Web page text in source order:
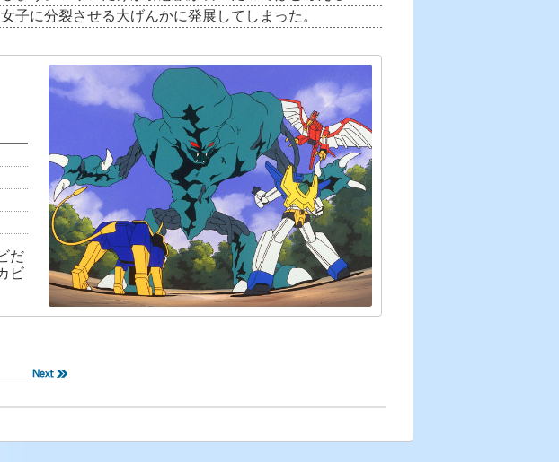
子に分裂させる大げんかに発展してしまった。
だ
ビ